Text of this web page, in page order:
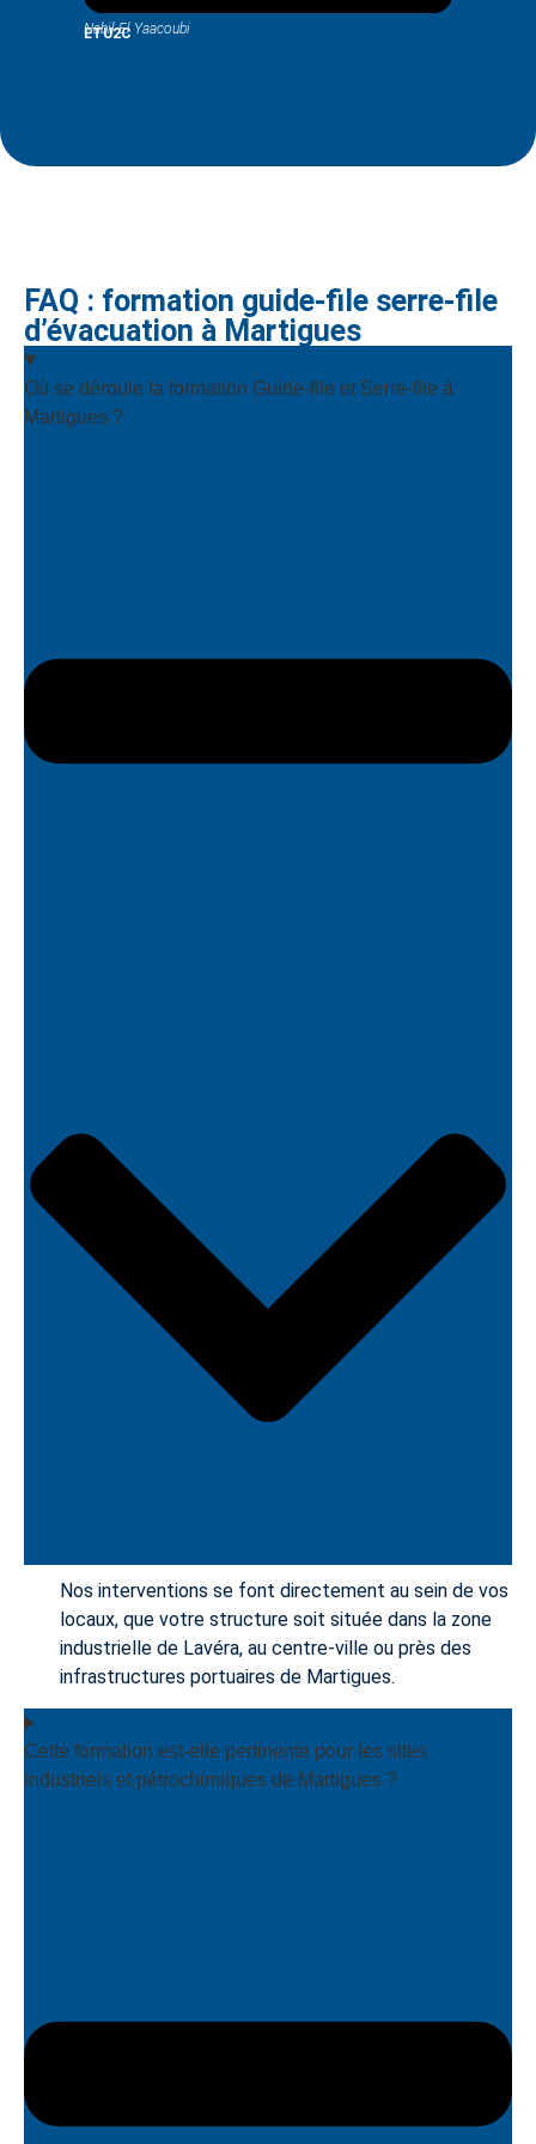
Nabil El Yaacoubi
ETU2C
FAQ : formation guide-file serre-file
d’évacuation à Martigues
Où se déroule la formation Guide-file et Serre-file à
Martigues ?
Nos interventions se font directement au sein de vos
locaux, que votre structure soit située dans la zone
industrielle de Lavéra, au centre-ville ou près des
infrastructures portuaires de Martigues.
Cette formation est-elle pertinente pour les sites
industriels et pétrochimiques de Martigues ?